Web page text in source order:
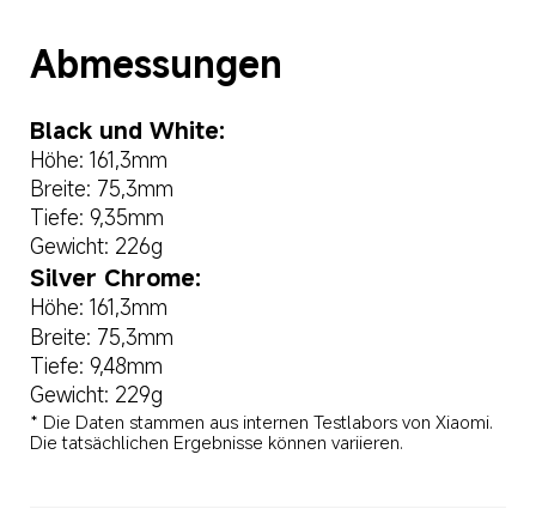
Abmessungen
Black und White:
Höhe: 161,3mm
Breite: 75,3mm
Tiefe: 9,35mm
Gewicht: 226g
Silver Chrome:
Höhe: 161,3mm
Breite: 75,3mm
Tiefe: 9,48mm
Gewicht: 229g
* Die Daten stammen aus internen Testlabors von Xiaomi.
Die tatsächlichen Ergebnisse können variieren.